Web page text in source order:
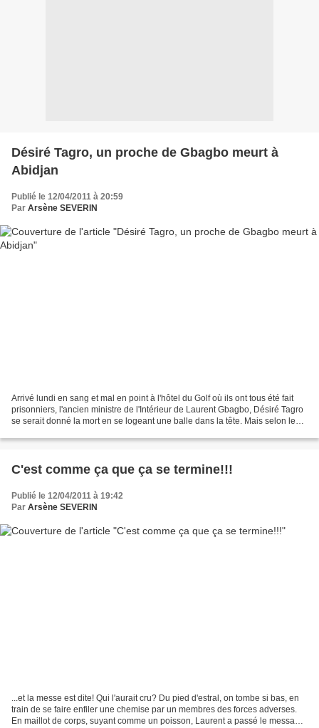
Désiré Tagro, un proche de Gbagbo meurt à
Abidjan
Publié le 12/04/2011 à 20:59
Par Arsène SEVERIN
Arrivé lundi en sang et mal en point à l'hôtel du Golf où ils ont tous été fait
prisonniers, l'ancien ministre de l'Intérieur de Laurent Gbagbo, Désiré Tagro
se serait donné la mort en se logeant une balle dans la tête. Mais selon le
C'est comme ça que ça se termine!!!
Publié le 12/04/2011 à 19:42
Par Arsène SEVERIN
...et la messe est dite! Qui l'aurait cru? Du pied d'estral, on tombe si bas, en
train de se faire enfiler une chemise par un membres des forces adverses.
En maillot de corps, suyant comme un poisson, Laurent a passé le message